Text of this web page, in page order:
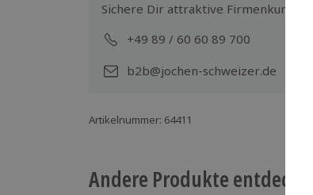
Sichere Dir attraktive Firmenkunden
+49 89 / 60 60 89 700
b2b@jochen-schweizer.de
Artikelnummer: 64411
Andere Produkte entdecken